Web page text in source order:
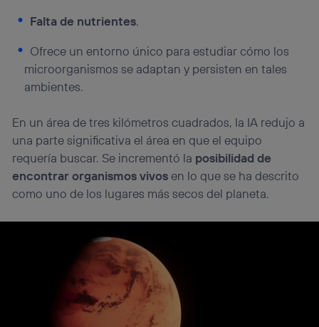
Falta de nutrientes.
Ofrece un entorno único para estudiar cómo los
microorganismos se adaptan y persisten en tales
ambientes.
En un área de tres kilómetros cuadrados, la IA redujo a
una parte significativa el área en que el equipo
requería buscar. Se incrementó la posibilidad de
encontrar organismos vivosen lo que se ha descrito
como uno de los lugares más secos del planeta.
(“consenthub”). Para más información, consulta